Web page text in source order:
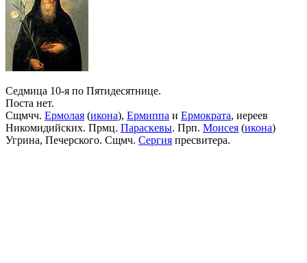
Седмица 10-я по Пятидесятнице.
Поста нет.
Сщмчч. Ермолая (икона), Ермиппа и Ермократа, иереев
Никомидийских. Прмц. Параскевы. Прп. Моисея (икона)
Угрина, Печерского. Сщмч. Сергия пресвитера.